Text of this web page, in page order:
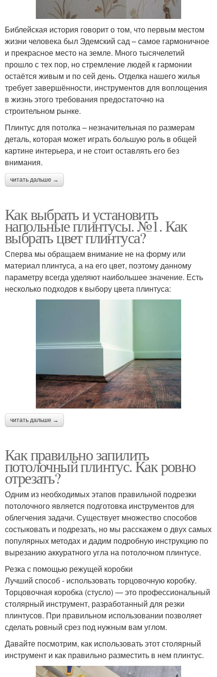
Библейская история говорит о том, что первым местом
жизни человека был Эдемский сад – самое гармоничное
и прекрасное место на земле. Много тысячелетий
прошло с тех пор, но стремление людей к гармонии
остаётся живым и по сей день. Отделка нашего жилья
требует завершённости, инструментов для воплощения
в жизнь этого требования предостаточно на
строительном рынке.
Плинтус для потолка – незначительная по размерам
деталь, которая может играть большую роль в общей
картине интерьера, и не стоит оставлять его без
внимания.
читать дальше →
Как выбрать и установить
напольные плинтусы. №1. Как
выбрать цвет плинтуса?
Сперва мы обращаем внимание не на форму или
материал плинтуса, а на его цвет, поэтому данному
параметру всегда уделяют наибольшее значение. Есть
несколько подходов к выбору цвета плинтуса:
читать дальше →
Как правильно запилить
потолочный плинтус. Как ровно
отрезать?
Одним из необходимых этапов правильной подрезки
потолочного является подготовка инструментов для
облегчения задачи. Существует множество способов
состыковать и подрезать, но мы расскажем о двух самых
популярных методах и дадим подробную инструкцию по
вырезанию аккуратного угла на потолочном плинтусе.
Резка с помощью режущей коробки
Лучший способ - использовать торцовочную коробку.
Торцовочная коробка (стусло) — это профессиональный
столярный инструмент, разработанный для резки
плинтусов. При правильном использовании позволяет
сделать ровный срез под нужным вам углом.
Давайте посмотрим, как использовать этот столярный
инструмент и как правильно разместить в нем плинтус.